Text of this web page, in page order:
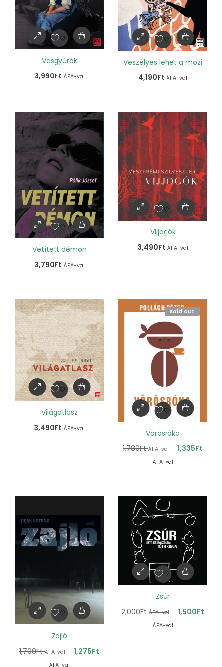
Vasgyúrók
3,990Ft ÁFA-val
Veszélyes lehet a mozi
4,190Ft ÁFA-val
Vetített démon
3,790Ft ÁFA-val
Vijjogók
3,490Ft ÁFA-val
Világatlasz
3,490Ft ÁFA-val
Sold out
Vörösróka
1,780Ft ÁFA-val 1,335Ft
ÁFA-val
Zajló
1,700Ft ÁFA-val 1,275Ft
ÁFA-val
Zsúr
2,000Ft ÁFA-val 1,500Ft
ÁFA-val